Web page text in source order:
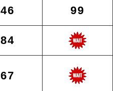
46 99
84
67